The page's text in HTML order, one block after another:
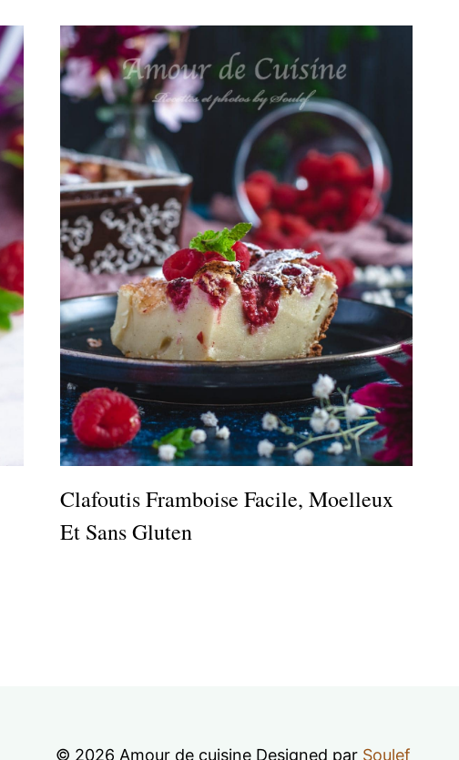
Clafoutis Framboise Facile, Moelleux
Et Sans Gluten
© 2026 Amour de cuisine Designed par Soulef